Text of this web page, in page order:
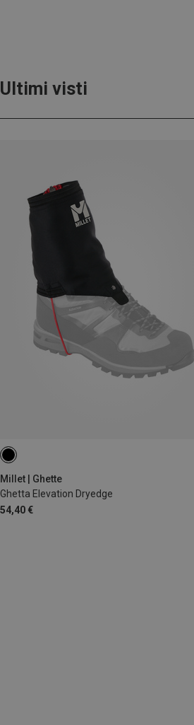
Ultimi visti
Millet | Ghette
Ghetta Elevation Dryedge
54,40 €
L